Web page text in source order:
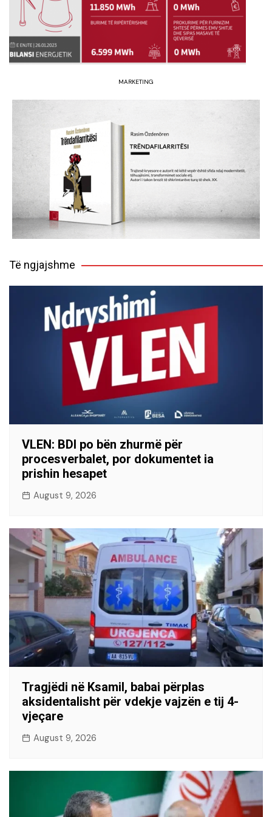
MARKETING
Të ngjajshme
VLEN: BDI po bën zhurmë për
procesverbalet, por dokumentet ia
prishin hesapet
August 9, 2026
Tragjëdi në Ksamil, babai përplas
aksidentalisht për vdekje vajzën e tij 4-
vjeçare
August 9, 2026